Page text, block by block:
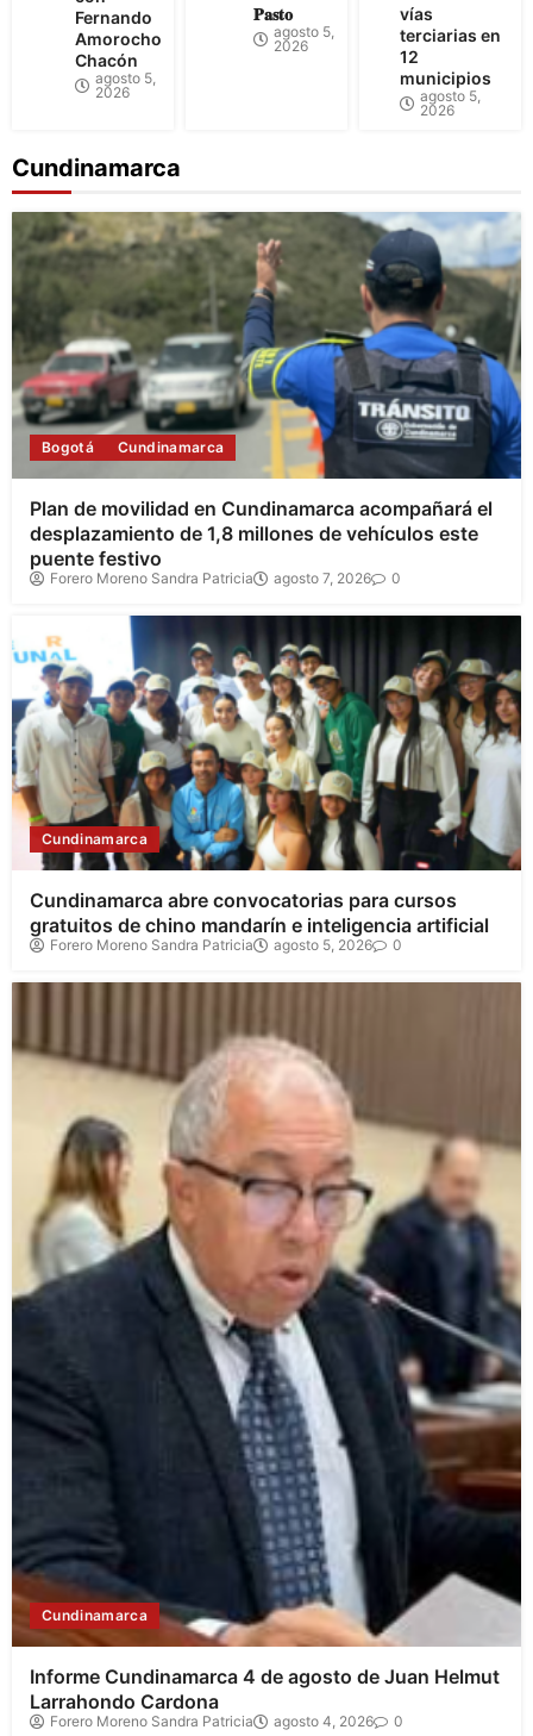
Fernando
Amorocho
Chacón
agosto 5,
2026
𝐏𝐚𝐬𝐭𝐨
agosto 5,
2026
vías
terciarias en
12
municipios
agosto 5,
2026
Cundinamarca
Bogotá Cundinamarca
Plan de movilidad en Cundinamarca acompañará el
desplazamiento de 1,8 millones de vehículos este
puente festivo
Forero Moreno Sandra Patricia agosto 7, 2026 0
Cundinamarca
Cundinamarca abre convocatorias para cursos
gratuitos de chino mandarín e inteligencia artificial
Forero Moreno Sandra Patricia agosto 5, 2026 0
Cundinamarca
Informe Cundinamarca 4 de agosto de Juan Helmut
Larrahondo Cardona
Forero Moreno Sandra Patricia agosto 4, 2026 0